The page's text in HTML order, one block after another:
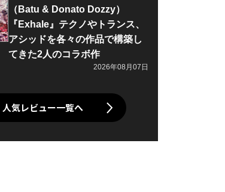
（Batu & Donato Dozzy）
『Exhale』テクノやトランス、
アシッドを各々の作品で構築し
てきた2人のコラボ作
2026年08月07日
人気レビュー一覧へ